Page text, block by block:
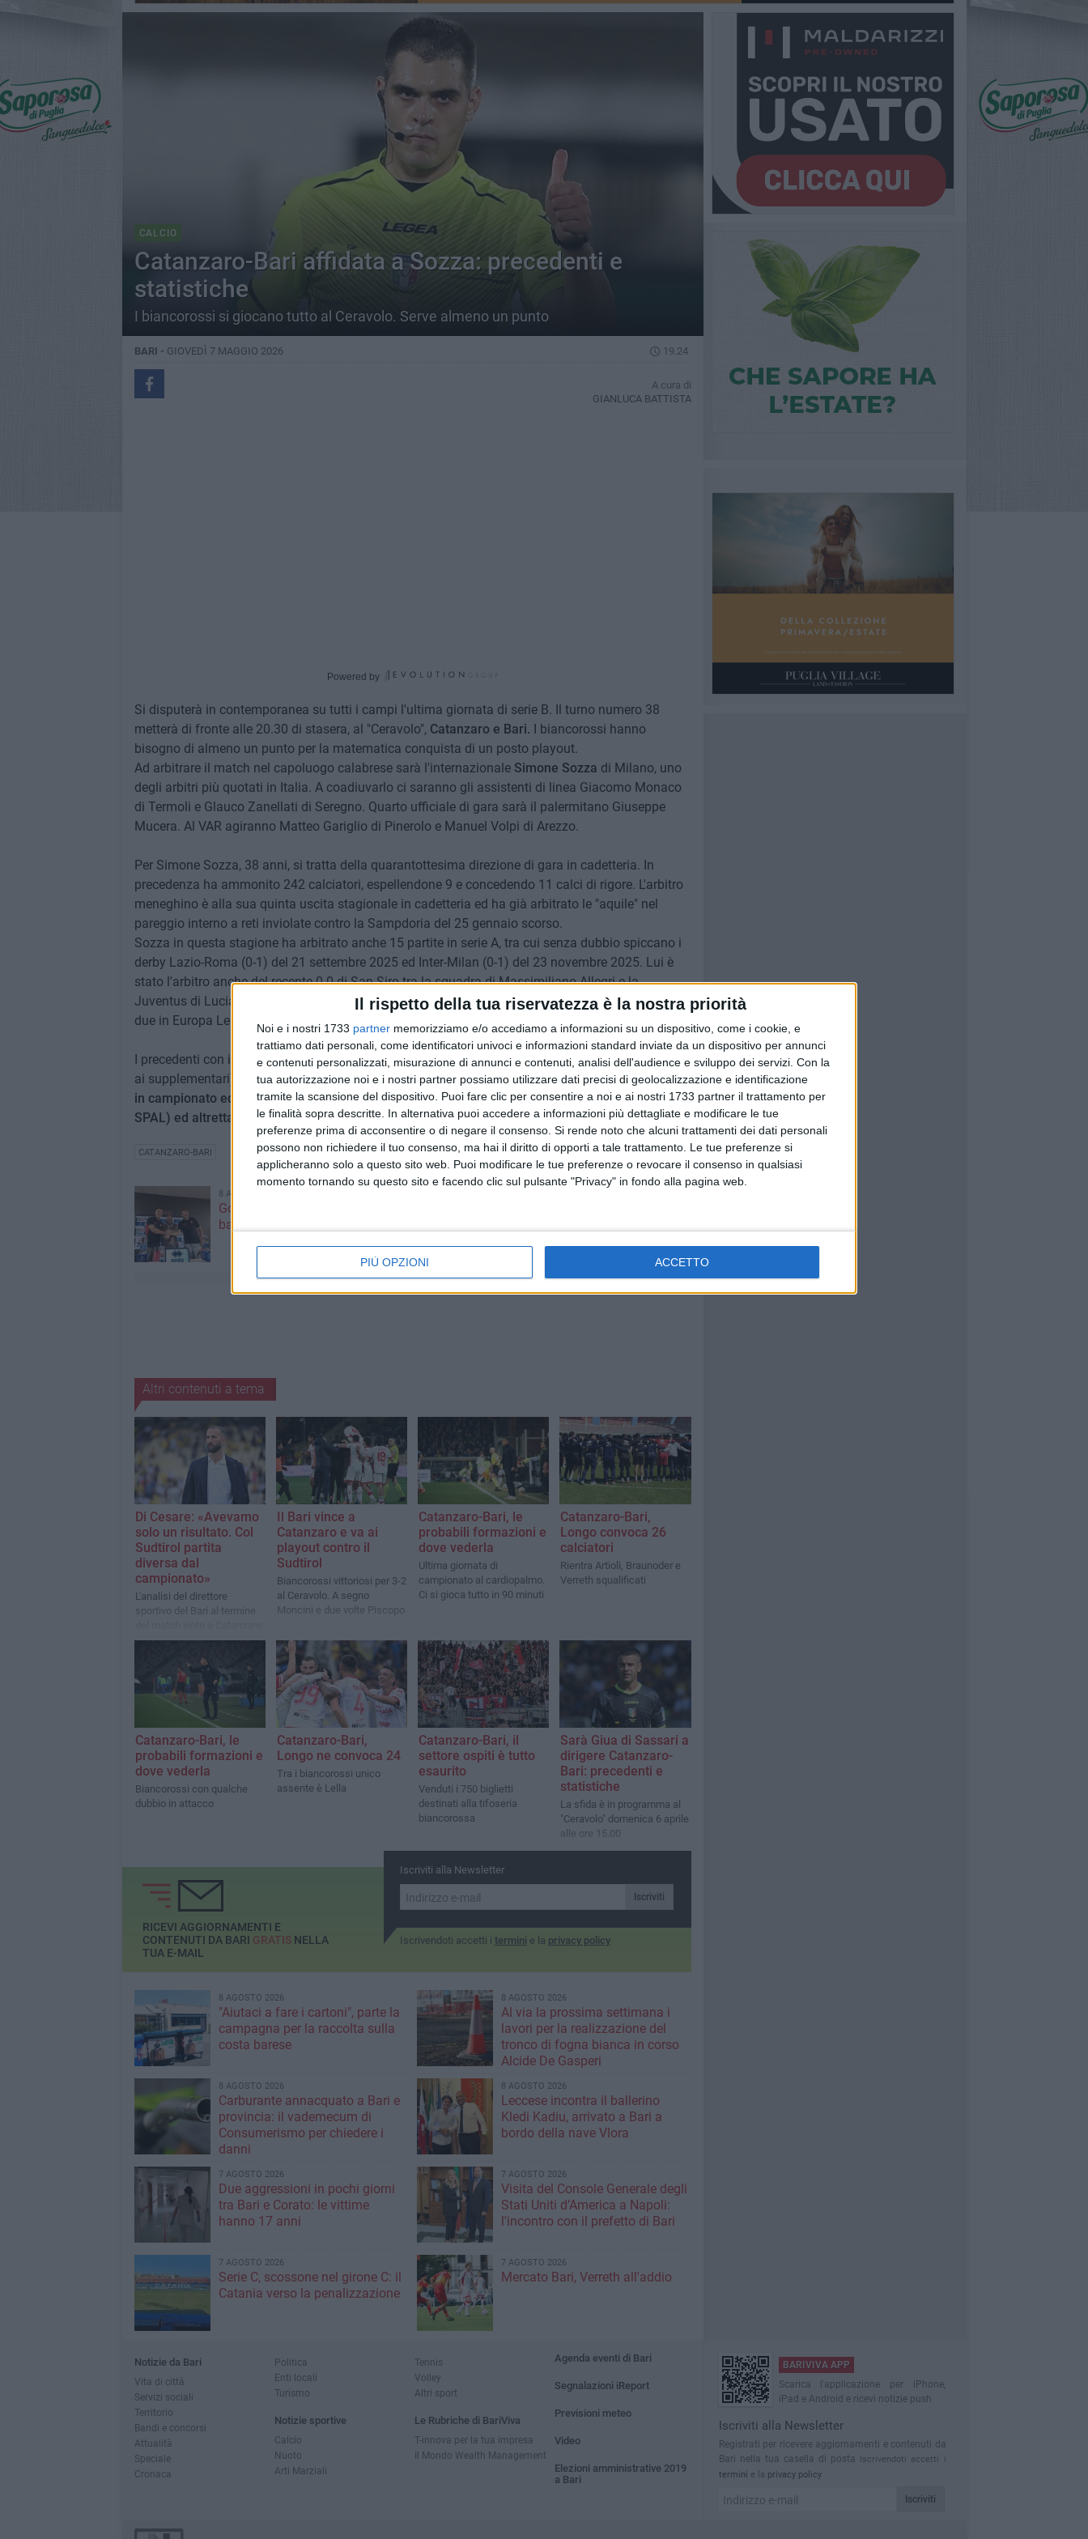
Il rispetto della tua riservatezza è la nostra priorità
Noi e i nostri 1733 partner memorizziamo e/o accediamo a informazioni su un dispositivo, come i cookie, e
trattiamo dati personali, come identificatori univoci e informazioni standard inviate da un dispositivo per annunci
e contenuti personalizzati, misurazione di annunci e contenuti, analisi dell'audience e sviluppo dei servizi. Con la
tua autorizzazione noi e i nostri partner possiamo utilizzare dati precisi di geolocalizzazione e identificazione
tramite la scansione del dispositivo. Puoi fare clic per consentire a noi e ai nostri 1733 partner il trattamento per
le finalità sopra descritte. In alternativa puoi accedere a informazioni più dettagliate e modificare le tue
preferenze prima di acconsentire o di negare il consenso. Si rende noto che alcuni trattamenti dei dati personali
possono non richiedere il tuo consenso, ma hai il diritto di opporti a tale trattamento. Le tue preferenze si
applicheranno solo a questo sito web. Puoi modificare le tue preferenze o revocare il consenso in qualsiasi
momento tornando su questo sito e facendo clic sul pulsante "Privacy" in fondo alla pagina web.
PIÙ OPZIONI ACCETTO
CALCIO
Catanzaro-Bari affidata a Sozza: precedenti e
statistiche
I biancorossi si giocano tutto al Ceravolo. Serve almeno un punto
BARI - GIOVEDÌ 7 MAGGIO 2026 19.24
A cura di
GIANLUCA BATTISTA
Powered by
Si disputerà in contemporanea su tutti i campi l'ultima giornata di serie B. Il turno numero 38
metterà di fronte alle 20.30 di stasera, al "Ceravolo", Catanzaro e Bari. I biancorossi hanno
bisogno di almeno un punto per la matematica conquista di un posto playout.
Ad arbitrare il match nel capoluogo calabrese sarà l'internazionale Simone Sozza di Milano, uno
degli arbitri più quotati in Italia. A coadiuvarlo ci saranno gli assistenti di linea Giacomo Monaco
di Termoli e Glauco Zanellati di Seregno. Quarto ufficiale di gara sarà il palermitano Giuseppe
Mucera. Al VAR agiranno Matteo Gariglio di Pinerolo e Manuel Volpi di Arezzo.
Per Simone Sozza, 38 anni, si tratta della quarantottesima direzione di gara in cadetteria. In
precedenza ha ammonito 242 calciatori, espellendone 9 e concedendo 11 calci di rigore. L'arbitro
meneghino è alla sua quinta uscita stagionale in cadetteria ed ha già arbitrato le "aquile" nel
pareggio interno a reti inviolate contro la Sampdoria del 25 gennaio scorso.
Sozza in questa stagione ha arbitrato anche 15 partite in serie A, tra cui senza dubbio spiccano i
derby Lazio-Roma (0-1) del 21 settembre 2025 ed Inter-Milan (0-1) del 23 novembre 2025. Lui è
stato l'arbitro anche del recente 0-0 di San Siro tra la squadra di Massimiliano Allegri e la
Juventus di Luciano Spalletti. Nella fase a gironi ha arbitrato due partite in Champions League,
due in Europa League ed altrettante in Conference League.
I precedenti con il Catanzaro sono 7: una sola la vittoria (nei playoff 2024/2025 contro il Brescia
ai supplementari), 2 i pareggi e 4 le sconfitte.Col Bari sono invece stati 4 i precedenti, 3 dei quali
in campionato ed uno in Coppa Italia. Bilancio in parità con due sconfitte (una ai rigori contro la
SPAL) ed altrettante vittorie.
CATANZARO-BARI
8 AGOSTO 2026
Gomez e Butic si presentano ai
baresi
Altri contenuti a tema
Di Cesare: «Avevamo
solo un risultato. Col
Sudtirol partita
diversa dal
campionato»
L'analisi del direttore
sportivo del Bari al termine
Il Bari vince a
Catanzaro e va ai
playout contro il
Sudtirol
Biancorossi vittoriosi per 3-2
al Ceravolo. A segno
Moncini e due volte Piscopo
Catanzaro-Bari, le
probabili formazioni e
dove vederla
Ultima giornata di
campionato al cardiopalmo.
Ci si gioca tutto in 90 minuti
Catanzaro-Bari,
Longo convoca 26
calciatori
Rientra Artioli, Braunoder e
Verreth squalificati
Catanzaro-Bari, le
probabili formazioni e
dove vederla
Biancorossi con qualche
dubbio in attacco
Catanzaro-Bari,
Longo ne convoca 24
Tra i biancorossi unico
assente è Lella
Catanzaro-Bari, il
settore ospiti è tutto
esaurito
Venduti i 750 biglietti
destinati alla tifoseria
biancorossa
Sarà Giua di Sassari a
dirigere Catanzaro-
Bari: precedenti e
statistiche
La sfida è in programma al
"Ceravolo" domenica 6 aprile
alle ore 15.00
Iscriviti alla Newsletter
Iscriviti
Iscrivendoti accetti i termini e la privacy policy
RICEVI AGGIORNAMENTI E
CONTENUTI DA BARI GRATISNELLA
TUA E-MAIL
8 AGOSTO 2026
"Aiutaci a fare i cartoni", parte la
campagna per la raccolta sulla
costa barese
8 AGOSTO 2026
Al via la prossima settimana i
lavori per la realizzazione del
tronco di fogna bianca in corso
Alcide De Gasperi
8 AGOSTO 2026
Carburante annacquato a Bari e
provincia: il vademecum di
Consumerismo per chiedere i
danni
8 AGOSTO 2026
Leccese incontra il ballerino
Kledi Kadiu, arrivato a Bari a
bordo della nave Vlora
7 AGOSTO 2026
Due aggressioni in pochi giorni
tra Bari e Corato: le vittime
hanno 17 anni
7 AGOSTO 2026
Visita del Console Generale degli
Stati Uniti d’America a Napoli:
l'incontro con il prefetto di Bari
7 AGOSTO 2026
Serie C, scossone nel girone C: il
Catania verso la penalizzazione
7 AGOSTO 2026
Mercato Bari, Verreth all'addio
Notizie da Bari
Vita di città
Servizi sociali
Territorio
Bandi e concorsi
Attualità
Speciale
Cronaca
Politica
Enti locali
Turismo
Notizie sportive
Calcio
Nuoto
Arti Marziali
Tennis
Volley
Altri sport
Le Rubriche di BariViva
T-innova per la tua impresa
Il Mondo Wealth Management
Agenda eventi di Bari
Segnalazioni iReport
Previsioni meteo
Video
Elezioni amministrative 2019
a Bari
BARIVIVA APP
Scarica l'applicazione per iPhone,
iPad e Android e ricevi notizie push
Iscriviti alla Newsletter
Registrati per ricevere aggiornamenti e contenuti da
Bari nella tua casella di posta Iscrivendoti accetti i
termini e la privacy policy
Iscriviti